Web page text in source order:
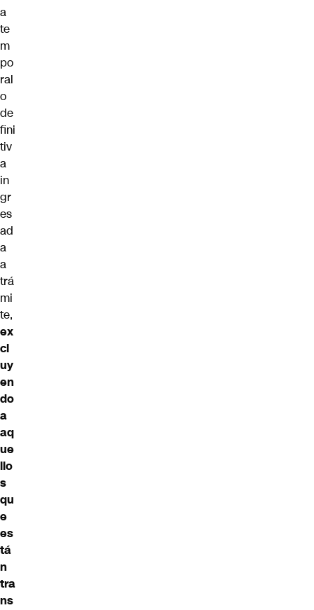
a
te
m
po
ral
o
de
fini
tiv
a
in
gr
es
ad
a
a
trá
mi
te,
ex
cl
uy
en
do
a
aq
ue
llo
s
qu
e
es
tá
n
tra
ns